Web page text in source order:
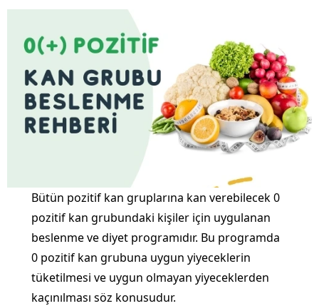
Bütün pozitif kan gruplarına kan verebilecek 0
pozitif kan grubundaki kişiler için uygulanan
beslenme ve diyet programıdır. Bu programda
0 pozitif kan grubuna uygun yiyeceklerin
tüketilmesi ve uygun olmayan yiyeceklerden
kaçınılması söz konusudur.